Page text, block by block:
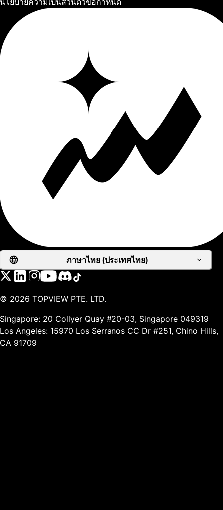
นโยบายความเป็นส่วนตัวข้อกำหนด
ภาษาไทย (ประเทศไทย)
© 2026 TOPVIEW PTE. LTD.
Singapore: 20 Collyer Quay #20-03, Singapore 049319
Los Angeles: 15970 Los Serranos CC Dr #251, Chino Hills,
CA 91709